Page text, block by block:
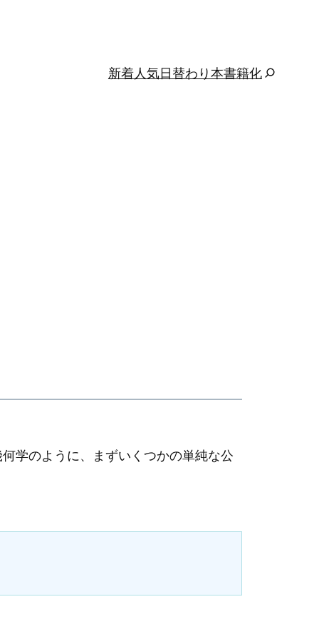
新着人気日替わり本書籍化
学のように、まずいくつかの単純な公